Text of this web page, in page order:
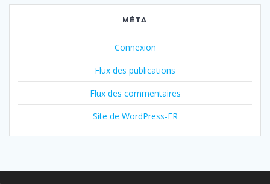
MÉTA
Connexion
Flux des publications
Flux des commentaires
Site de WordPress-FR